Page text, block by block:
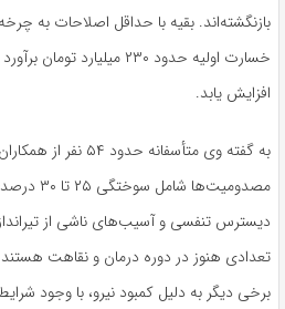
بازنگشته‌اند. بقیه با حداقل اصلاحات به
خسارت اولیه حدود ۲۳۰
افزایش یابد.
به گفته وی متأسفانه
دیسترس تنفسی و آسیب‌های ناشی از
تعدادی هنوز در دوره درمان و نقاهت هستند و
برخی دیگر به دلیل کمبود نیرو، با وجود